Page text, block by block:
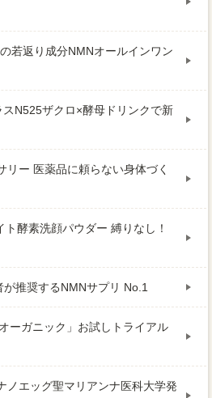
若返り成分NMNオールインワン
N525ザクロ×酵母ドリンクで新
リー 医薬品に頼らない身体づく
酵素洗顔パウダー 縛りなし！
推奨するNMNサプリ No.1
ーガニック」お試しトライアル
ノエッグ聖マリアンナ医科大学発